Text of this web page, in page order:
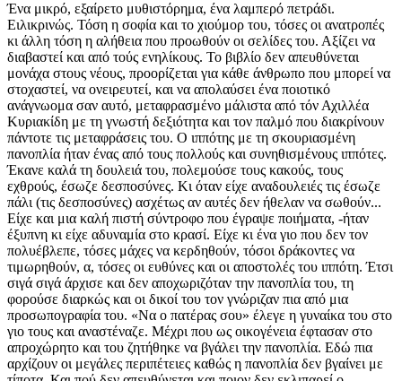
Ένα μικρό, εξαίρετο μυθιστόρημα, ένα λαμπερό πετράδι.
Ειλικρινώς. Τόση η σοφία και το χιούμορ του, τόσες οι ανατροπές
κι άλλη τόση η αλήθεια που προωθούν οι σελίδες του. Αξίζει να
διαβαστεί και από τούς ενηλίκους. Το βιβλίο δεν απευθύνεται
μονάχα στους νέους, προορίζεται για κάθε άνθρωπο που μπορεί να
στοχαστεί, να ονειρευτεί, και να απολαύσει ένα ποιοτικό
ανάγνωομα σαν αυτό, μεταφρασμένο μάλιστα από τόν Αχιλλέα
Κυριακίδη με τη γνωστή δεξιότητα και τον παλμό που διακρίνουν
πάντοτε τις μεταφράσεις του. Ο ιππότης με τη σκουριασμένη
πανοπλία ήταν ένας από τους πολλούς και συνηθισμένους ιππότες.
Έκανε καλά τη δουλειά του, πολεμούσε τους κακούς, τους
εχθρούς, έσωζε δεσποσύνες. Κι όταν είχε αναδουλειές τις έσωζε
πάλι (τις δεσποσύνες) ασχέτως αν αυτές δεν ήθελαν να σωθούν...
Είχε και μια καλή πιστή σύντροφο που έγραψε ποιήματα, -ήταν
έξυπνη κι είχε αδυναμία στο κρασί. Είχε κι ένα γιο που δεν τον
πολυέβλεπε, τόσες μάχες να κερδηθούν, τόσοι δράκοντες να
τιμωρηθούν, α, τόσες οι ευθύνες και οι αποστολές του ιππότη. Έτσι
σιγά σιγά άρχισε και δεν αποχωριζόταν την πανοπλία του, τη
φορούσε διαρκώς και οι δικοί του τον γνώριζαν πια από μια
προσωπογραφία του. «Να ο πατέρας σου» έλεγε η γυναίκα του στο
γιο τους και αναστέναζε. Μέχρι που ως οικογένεια έφτασαν στο
απροχώρητο και του ζητήθηκε να βγάλει την πανοπλία. Εδώ πια
αρχίζουν οι μεγάλες περιπέτειες καθώς η πανοπλία δεν βγαίνει με